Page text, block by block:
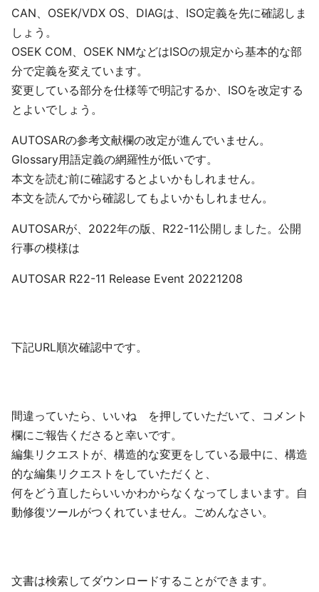
CAN、OSEK/VDX OS、DIAGは、ISO定義を先に確認しま
しょう。
OSEK COM、OSEK NMなどはISOの規定から基本的な部
分で定義を変えています。
変更している部分を仕様等で明記するか、ISOを改定する
とよいでしょう。
AUTOSARの参考文献欄の改定が進んでいません。
Glossary用語定義の網羅性が低いです。
本文を読む前に確認するとよいかもしれません。
本文を読んでから確認してもよいかもしれません。
AUTOSARが、2022年の版、R22-11公開しました。公開
行事の模様は
AUTOSAR R22-11 Release Event 20221208
下記URL順次確認中です。
間違っていたら、いいね を押していただいて、コメント
欄にご報告くださると幸いです。
編集リクエストが、構造的な変更をしている最中に、構造
的な編集リクエストをしていただくと、
何をどう直したらいいかわからなくなってしまいます。自
動修復ツールがつくれていません。ごめんなさい。
文書は検索してダウンロードすることができます。